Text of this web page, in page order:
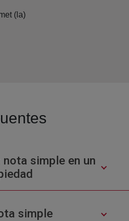
(la)
simple en un
simple